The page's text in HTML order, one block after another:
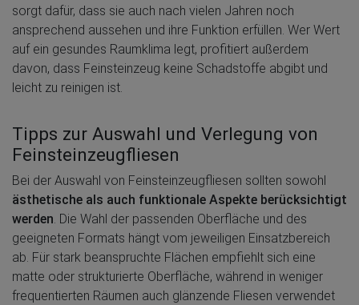
sorgt dafür, dass sie auch nach vielen Jahren noch
ansprechend aussehen und ihre Funktion erfüllen. Wer Wert
auf ein gesundes Raumklima legt, profitiert außerdem
davon, dass Feinsteinzeug keine Schadstoffe abgibt und
leicht zu reinigen ist.
Tipps zur Auswahl und Verlegung von
Feinsteinzeugfliesen
Bei der Auswahl von Feinsteinzeugfliesen sollten sowohl
ästhetische als auch funktionale Aspekte berücksichtigt
werden. Die Wahl der passenden Oberfläche und des
geeigneten Formats hängt vom jeweiligen Einsatzbereich
ab. Für stark beanspruchte Flächen empfiehlt sich eine
matte oder strukturierte Oberfläche, während in weniger
frequentierten Räumen auch glänzende Fliesen verwendet